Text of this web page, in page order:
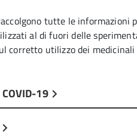
tutte le
al di fuori delle
corretto utilizzo dei
19